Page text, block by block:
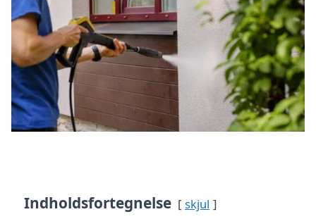
Indholdsfortegnelse skjul